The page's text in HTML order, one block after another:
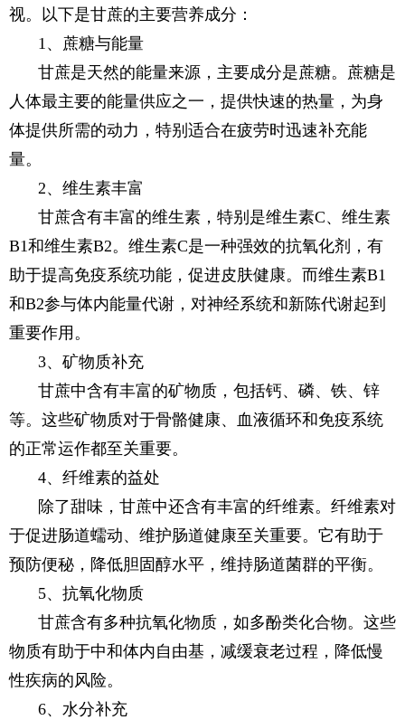
视。以下是甘蔗的主要营养成分：
1、蔗糖与能量
甘蔗是天然的能量来源，主要成分是蔗糖。蔗糖是
人体最主要的能量供应之一，提供快速的热量，为身
体提供所需的动力，特别适合在疲劳时迅速补充能
量。
2、维生素丰富
甘蔗含有丰富的维生素，特别是维生素C、维生素
B1和维生素B2。维生素C是一种强效的抗氧化剂，有
助于提高免疫系统功能，促进皮肤健康。而维生素B1
和B2参与体内能量代谢，对神经系统和新陈代谢起到
重要作用。
3、矿物质补充
甘蔗中含有丰富的矿物质，包括钙、磷、铁、锌
等。这些矿物质对于骨骼健康、血液循环和免疫系统
的正常运作都至关重要。
4、纤维素的益处
除了甜味，甘蔗中还含有丰富的纤维素。纤维素对
于促进肠道蠕动、维护肠道健康至关重要。它有助于
预防便秘，降低胆固醇水平，维持肠道菌群的平衡。
5、抗氧化物质
甘蔗含有多种抗氧化物质，如多酚类化合物。这些
物质有助于中和体内自由基，减缓衰老过程，降低慢
性疾病的风险。
6、水分补充